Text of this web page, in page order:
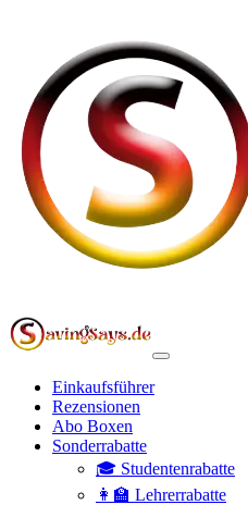
Einkaufsführer
Rezensionen
Abo Boxen
Sonderrabatte
🎓 Studentenrabatte
👩‍🏫 Lehrerrabatte